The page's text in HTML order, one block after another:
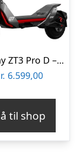
Segway ZT3 Pro D – El-Løbehjul – 20 km/t
6.599,00
til shop